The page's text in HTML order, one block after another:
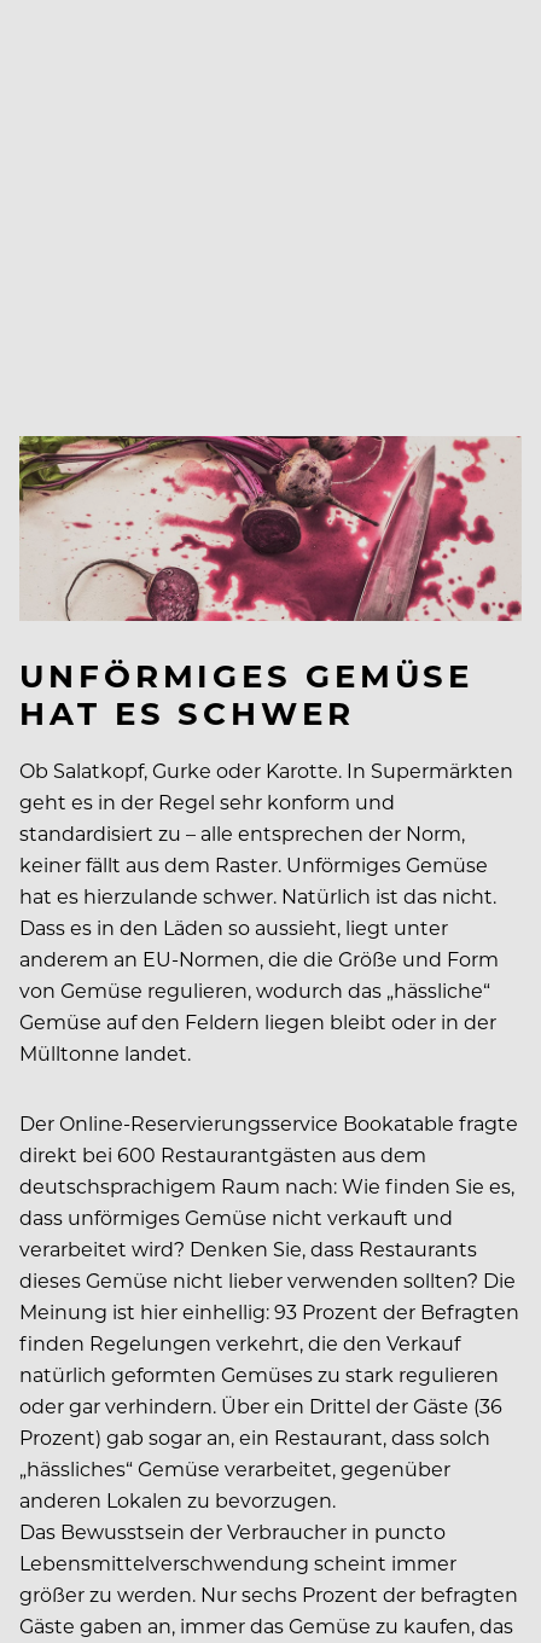
UNFÖRMIGES GEMÜSE
HAT ES SCHWER
Ob Salatkopf, Gurke oder Karotte. In Supermärkten
geht es in der Regel sehr konform und
standardisiert zu – alle entsprechen der Norm,
keiner fällt aus dem Raster. Unförmiges Gemüse
hat es hierzulande schwer. Natürlich ist das nicht.
Dass es in den Läden so aussieht, liegt unter
anderem an EU-Normen, die die Größe und Form
von Gemüse regulieren, wodurch das „hässliche“
Gemüse auf den Feldern liegen bleibt oder in der
Mülltonne landet.
Der Online-Reservierungsservice Bookatable fragte
direkt bei 600 Restaurantgästen aus dem
deutschsprachigem Raum nach: Wie finden Sie es,
dass unförmiges Gemüse nicht verkauft und
verarbeitet wird? Denken Sie, dass Restaurants
dieses Gemüse nicht lieber verwenden sollten? Die
Meinung ist hier einhellig: 93 Prozent der Befragten
finden Regelungen verkehrt, die den Verkauf
natürlich geformten Gemüses zu stark regulieren
oder gar verhindern. Über ein Drittel der Gäste (36
Prozent) gab sogar an, ein Restaurant, dass solch
„hässliches“ Gemüse verarbeitet, gegenüber
anderen Lokalen zu bevorzugen.
Das Bewusstsein der Verbraucher in puncto
Lebensmittelverschwendung scheint immer
größer zu werden. Nur sechs Prozent der befragten
Gäste gaben an, immer das Gemüse zu kaufen, das